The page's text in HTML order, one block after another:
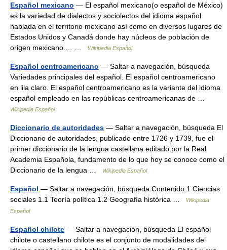
Español mexicano — El español mexicano(o español de México)
es la variedad de dialectos y sociolectos del idioma español
hablada en el territorio mexicano así como en diversos lugares de
Estados Unidos y Canadá donde hay núcleos de población de
origen mexicano.… …
Wikipedia Español
Español centroamericano — Saltar a navegación, búsqueda
Variedades principales del español. El español centroamericano
en lila claro. El español centroamericano es la variante del idioma
español empleado en las repúblicas centroamericanas de …
Wikipedia Español
Diccionario de autoridades — Saltar a navegación, búsqueda El
Diccionario de autoridades, publicado entre 1726 y 1739, fue el
primer diccionario de la lengua castellana editado por la Real
Academia Española, fundamento de lo que hoy se conoce como el
Diccionario de la lengua …
Wikipedia Español
Español — Saltar a navegación, búsqueda Contenido 1 Ciencias
sociales 1.1 Teoría política 1.2 Geografía histórica …
Wikipedia
Español
Español chilote — Saltar a navegación, búsqueda El español
chilote o castellano chilote es el conjunto de modalidades del